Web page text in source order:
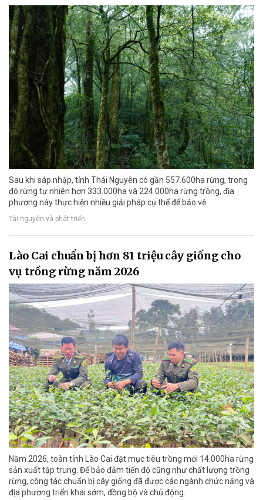
Sau khi sáp nhập, tỉnh Thái Nguyên có gần 557.600ha rừng, trong
đó rừng tự nhiên hơn 333.000ha và 224.000ha rừng trồng, địa
phương này thực hiện nhiều giải pháp cụ thể để bảo vệ.
Tài nguyên và phát triển
Lào Cai chuẩn bị hơn 81 triệu cây giống cho
vụ trồng rừng năm 2026
Năm 2026, toàn tỉnh Lào Cai đặt mục tiêu trồng mới 14.000ha rừng
sản xuất tập trung. Để bảo đảm tiến độ cũng như chất lượng trồng
rừng, công tác chuẩn bị cây giống đã được các ngành chức năng và
địa phương triển khai sớm, đồng bộ và chủ động.